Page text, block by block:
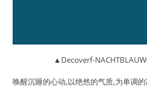
▲Decoverf-
唤醒沉睡的心动,以绝然的气质,为单调